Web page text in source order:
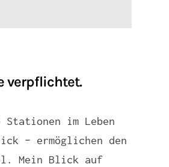
verpflichtet.
im Leben
– ermöglichen den
Mein Blick auf